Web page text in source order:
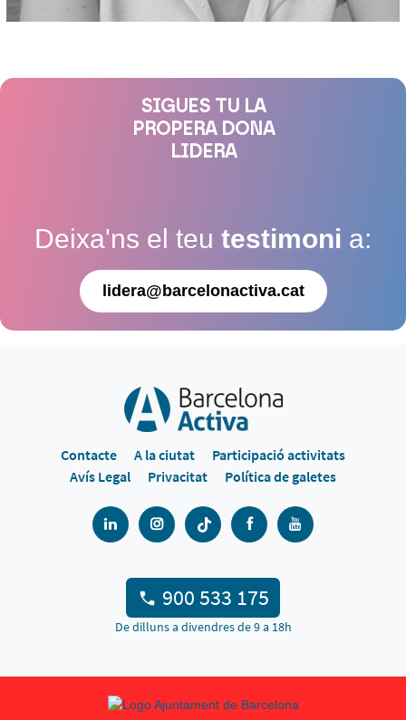
SIGUES TU LA
PROPERA DONA
LIDERA
Deixa'ns el teu testimoni a:
lidera@barcelonactiva.cat
Contacte A la ciutat
Participació activitats
Avís Legal
Privacitat Política de galetes
900 533 175
De dilluns a divendres de 9 a 18h